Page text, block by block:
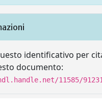
identificativo per
documento:
11585/